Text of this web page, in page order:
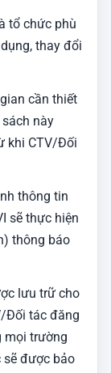
tổ chức phù
thay đổi
cần thiết
này
khi CTV/Đối
thông tin
sẽ thực hiện
thông báo
lưu trữ cho
Đối tác đăng
mọi trường
sẽ được bảo